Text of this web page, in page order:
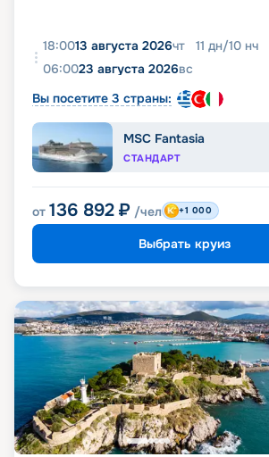
18:0013 августа 2026чт 11 дн/10 нч
06:0023 августа 2026вс
Вы посетите 3 страны:
MSC Fantasia
СТАНДАРТ
от 136 892 ₽ /чел +1 000
Выбрать круиз